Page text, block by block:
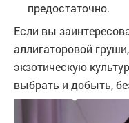
предостаточно.
Если вы
аллигаторовой
экзотическую
выбрать и добыть,